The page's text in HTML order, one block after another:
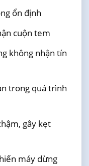
ổn định
cuộn tem
không nhận tín
trong quá trình
gây kẹt
máy dừng